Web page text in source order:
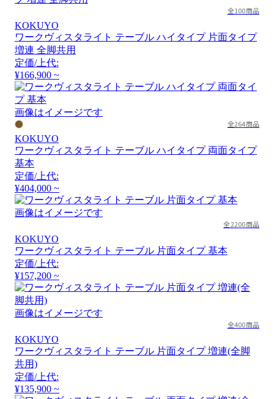
全100商品
KOKUYO
ワークヴィスタライト テーブル ハイタイプ 片面タイプ
増連 全脚共用
定価/上代:
¥166,900 ~
画像はイメージです
全264商品
KOKUYO
ワークヴィスタライト テーブル ハイタイプ 両面タイプ
基本
定価/上代:
¥404,000 ~
画像はイメージです
全2200商品
KOKUYO
ワークヴィスタライト テーブル 片面タイプ 基本
定価/上代:
¥157,200 ~
画像はイメージです
全400商品
KOKUYO
ワークヴィスタライト テーブル 片面タイプ 増連(全脚
共用)
定価/上代:
¥135,900 ~